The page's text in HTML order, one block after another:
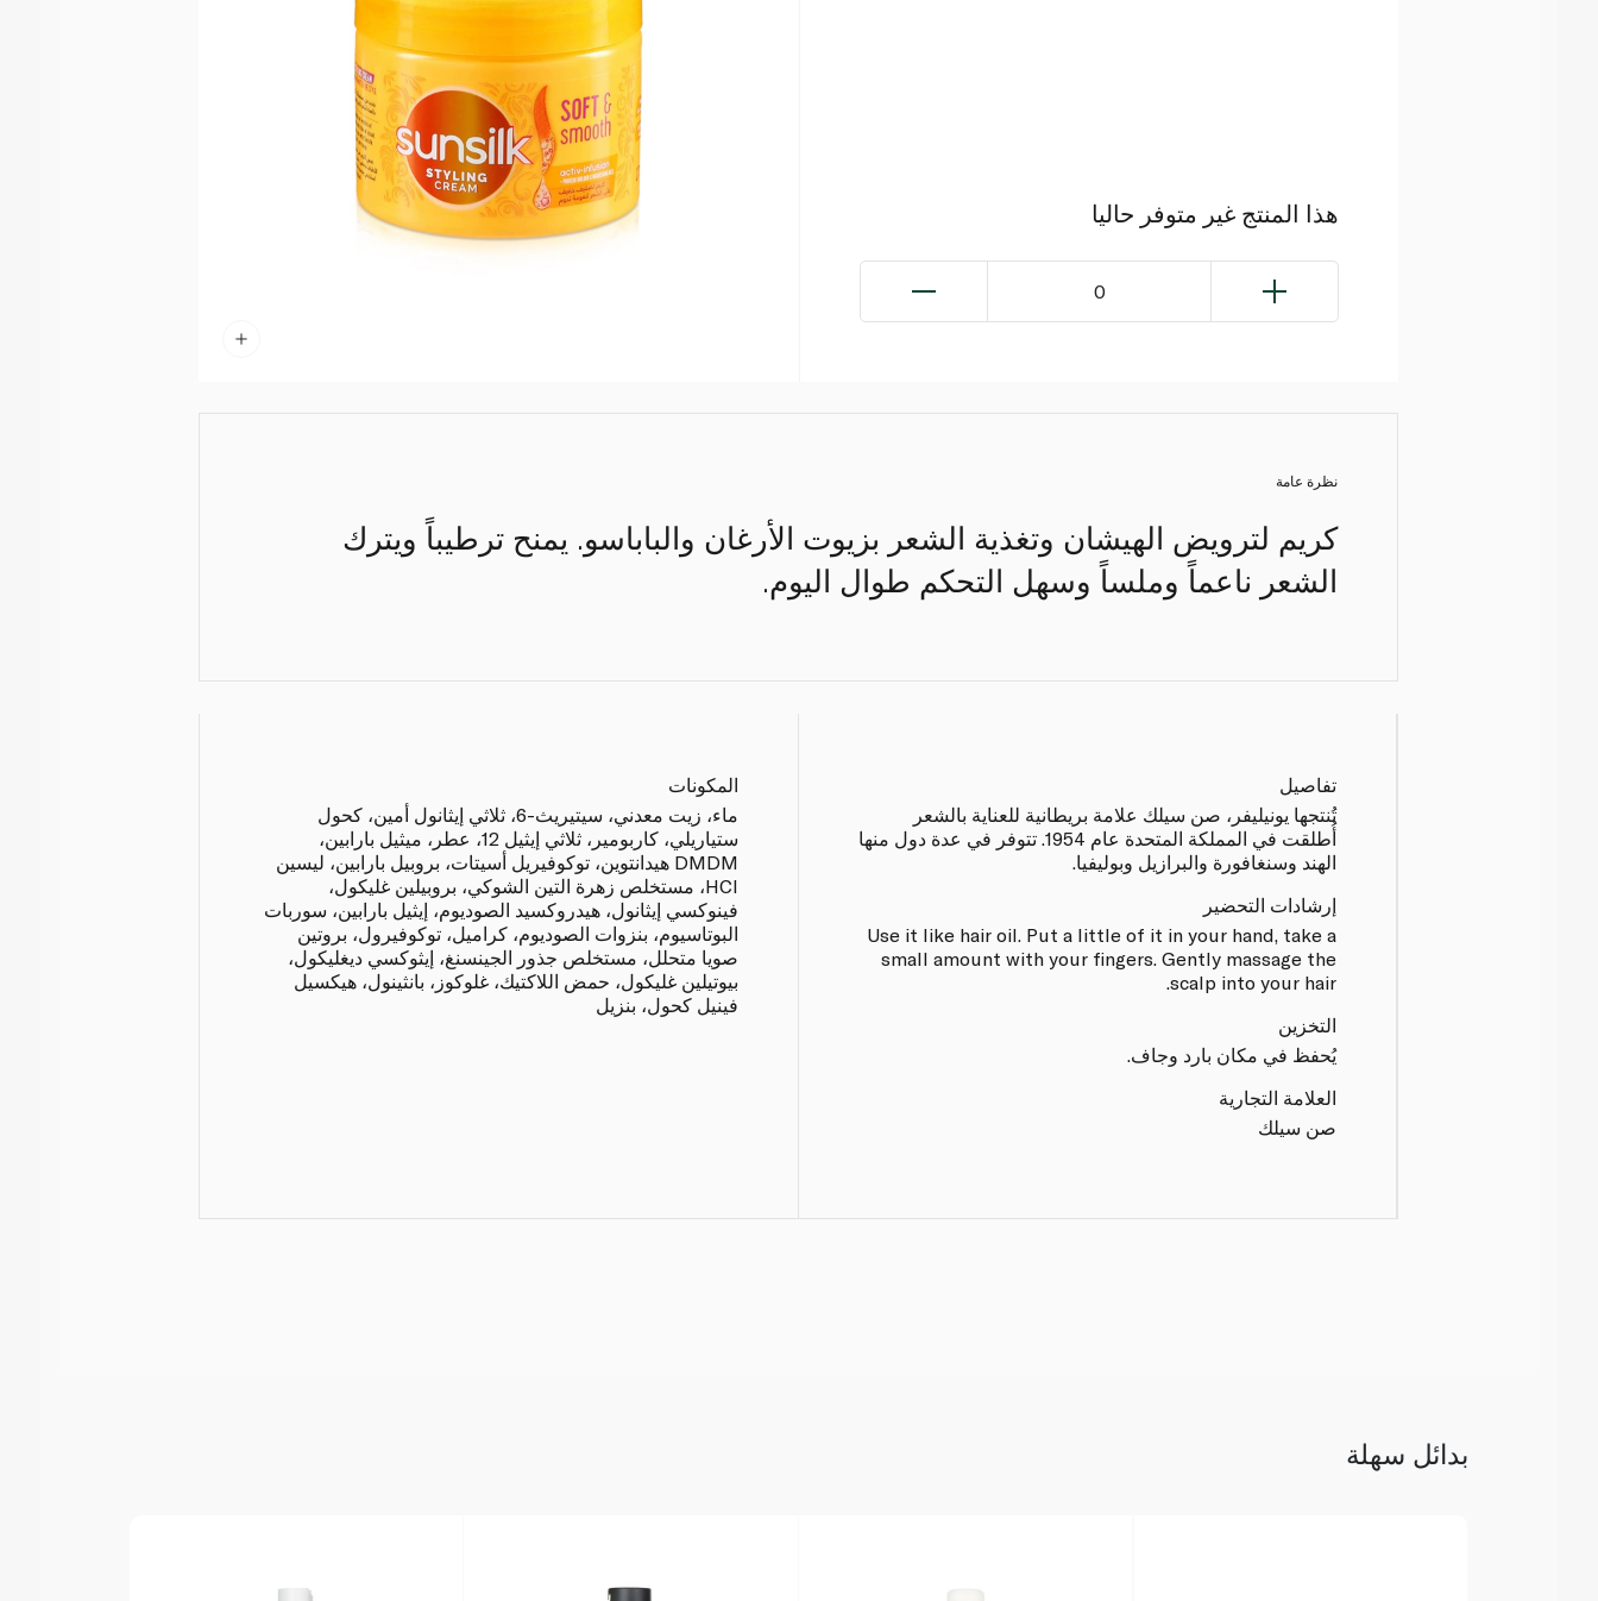
هذا المنتج غير متوفر حاليا
0
نظرة عامة
كريم لترويض الهيشان وتغذية الشعر بزيوت الأرغان والباباسو. يمنح ترطيباً ويترك
الشعر ناعماً وملساً وسهل التحكم طوال اليوم.
تفاصيل
تُنتجها يونيليفر، صن سيلك علامة بريطانية للعناية بالشعر
أُطلقت في المملكة المتحدة عام 1954. تتوفر في عدة دول منها
الهند وسنغافورة والبرازيل وبوليفيا.
إرشادات التحضير
Use it like hair oil. Put a little of it in your hand, take a
small amount with your fingers. Gently massage the
scalp into your hair.
التخزين
يُحفظ في مكان بارد وجاف.
العلامة التجارية
صن سيلك
المكونات
ماء، زيت معدني، سيتيريث-6، ثلاثي إيثانول أمين، كحول
ستياريلي، كاربومير، ثلاثي إيثيل 12، عطر، ميثيل بارابين،
DMDM هيدانتوين، توكوفيريل أسيتات، بروبيل بارابين، ليسين
HCl، مستخلص زهرة التين الشوكي، بروبيلين غليكول،
فينوكسي إيثانول، هيدروكسيد الصوديوم، إيثيل بارابين، سوربات
البوتاسيوم، بنزوات الصوديوم، كراميل، توكوفيرول، بروتين
صويا متحلل، مستخلص جذور الجينسنغ، إيثوكسي ديغليكول،
بيوتيلين غليكول، حمض اللاكتيك، غلوكوز، بانثينول، هيكسيل
فينيل كحول، بنزيل
بدائل سهلة